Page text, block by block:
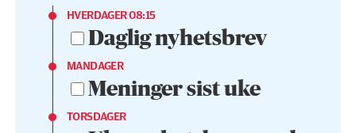
HVERDAGER 08:15
Daglig nyhetsbrev
MANDAGER
Meninger sist uke
TORSDAGER